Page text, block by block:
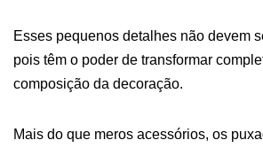
Esses pequenos detalhes não devem
pois têm o poder de transformar
composição da decoração.
Mais do que meros acessórios, os